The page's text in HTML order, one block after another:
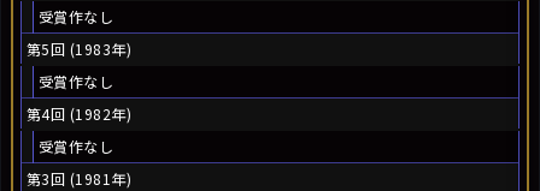
受賞作なし
第5回 (1983年)
受賞作なし
第4回 (1982年)
受賞作なし
第3回 (1981年)